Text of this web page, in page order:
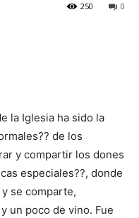
0
250
la Iglesia ha sido la
de los
y compartir los dones
especiales??, donde
se comparte,
un poco de vino. Fue